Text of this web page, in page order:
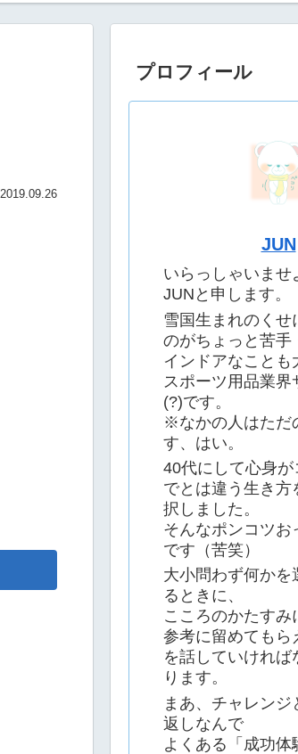
2019.09.26
プロフィール
JUN
いらっしゃいませ
JUNと申します。
雪国生まれのくせ
のがちょっと苦手
インドアなことも
スポーツ用品業界
(?)です。
※なかの人はただ
す、はい。
40代にして心身が
でとは違う生き方
択しました。
そんなポンコツお
です（苦笑）
大小問わず何かを
るときに、
こころのかたすみ
参考に留めてもら
を話していければ
ります。
まあ、チャレンジ
返しなんで
よくある「成功体